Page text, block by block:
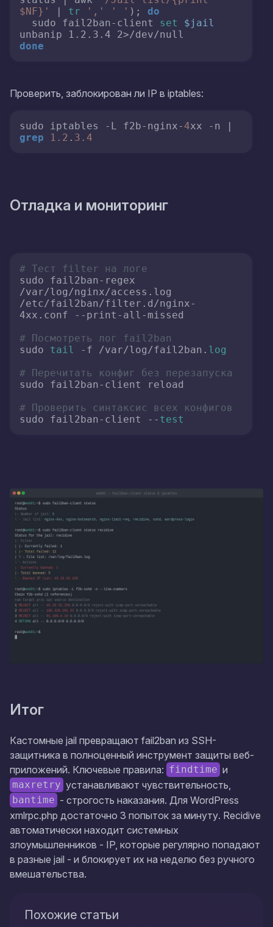
$NF}'
tr ',' ' ' ); do
  sudo fail2ban-client
set
$jail
done
Проверить, заблокирован ли IP в iptables:
sudo iptables -L f2b-nginx- 4
grep
1.2 . 3.4
Отладка и мониторинг
# Тест filter на логе
sudo fail2ban-regex
/var/log/nginx/access.log
/etc/fail2ban/filter.d/nginx-
4xx.conf --print-all-missed
# Посмотреть лог fail2ban
sudo tail -f /var/log/fail2ban. log
# Перечитать конфиг без перезапуска
sudo fail2ban-client reload
# Проверить синтаксис всех конфигов
sudo fail2ban-client -- test
Итог
Кастомные jail превращают fail2ban из SSH-
защитника в полноценный инструмент защиты веб-
приложений. Ключевые правила: findtime и
maxretry устанавливают чувствительность,
bantime - строгость наказания. Для WordPress
xmlrpc.php достаточно 3 попыток за минуту. Recidive
автоматически находит системных
злоумышленников - IP, которые регулярно попадают
в разные jail - и блокирует их на неделю без ручного
вмешательства.
Похожие статьи